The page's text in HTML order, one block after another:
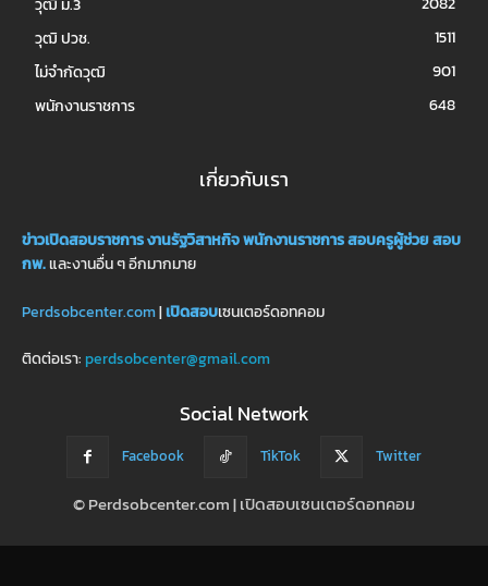
วุฒิ ปวช.
1511
ไม่จำกัดวุฒิ
901
พนักงานราชการ
648
เกี่ยวกับเรา
ข่าวเปิดสอบราชการงานรัฐวิสาหกิจพนักงานราชการสอบครูผู้ช่วยสอบ
กพ.และงานอื่น ๆ อีกมากมาย
Perdsobcenter.com|เปิดสอบเซนเตอร์ดอทคอม
ติดต่อเรา: perdsobcenter@gmail.com
Social Network
Facebook TikTok Twitter
© Perdsobcenter.com | เปิดสอบเซนเตอร์ดอทคอม